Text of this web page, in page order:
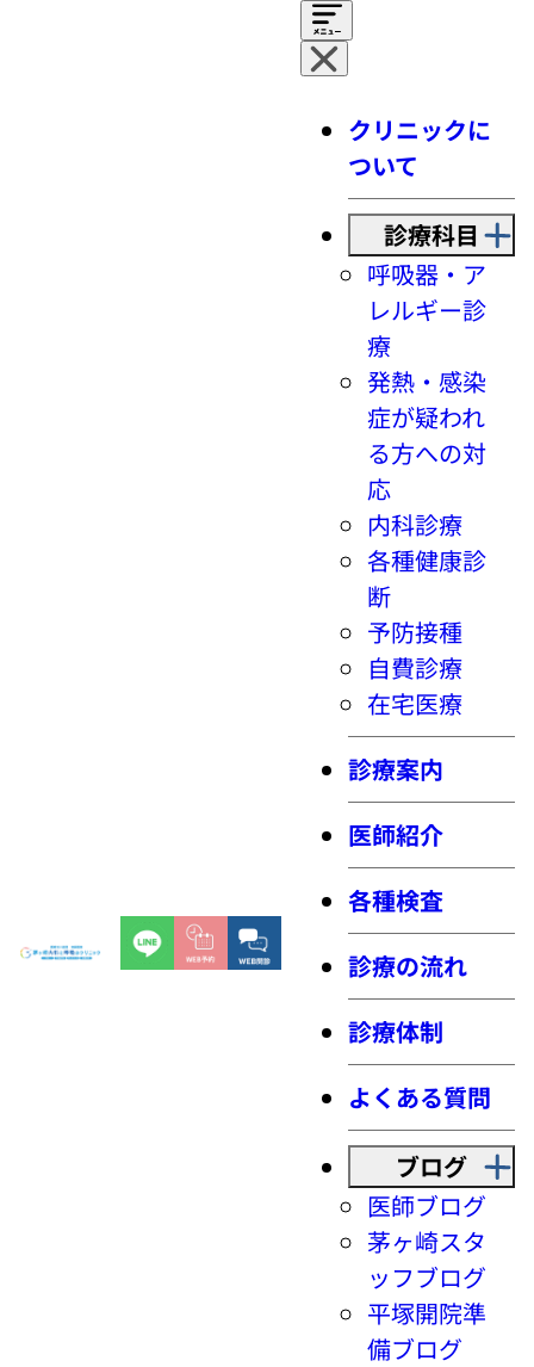
クリニックに
ついて
診療科目
呼吸器・ア
レルギー診
療
発熱・感染
症が疑われ
る方への対
応
内科診療
各種健康診
断
予防接種
自費診療
在宅医療
診療案内
医師紹介
各種検査
診療の流れ
診療体制
よくある質問
ブログ
医師ブログ
茅ヶ崎スタ
ッフブログ
平塚開院準
備ブログ